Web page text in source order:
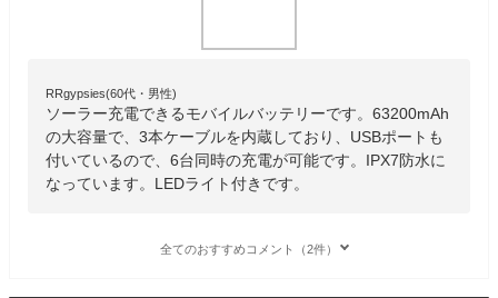
RRgypsies(60代・男性)
ソーラー充電できるモバイルバッテリーです。63200mAh
の大容量で、3本ケーブルを内蔵しており、USBポートも
付いているので、6台同時の充電が可能です。IPX7防水に
なっています。LEDライト付きです。
全てのおすすめコメント（2件）